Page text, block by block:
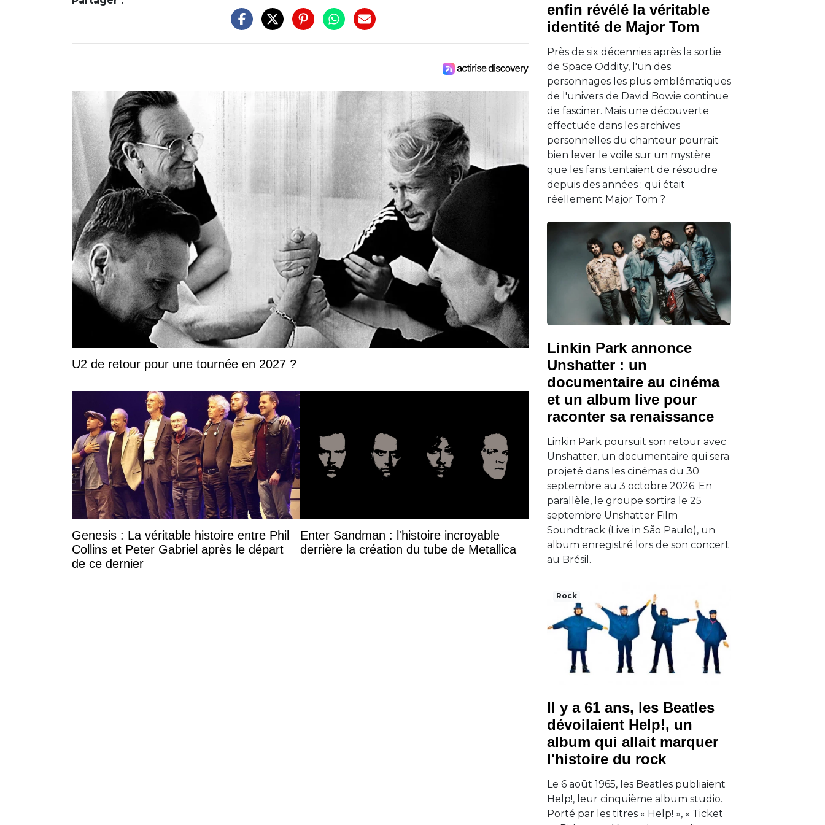
U2 de retour pour une tournée en 2027 ?
Genesis : La véritable histoire entre Phil
Collins et Peter Gabriel après le départ
de ce dernier
Enter Sandman : l'histoire incroyable
derrière la création du tube de Metallica
enfin révélé la véritable
identité de Major Tom
Près de six décennies après la sortie
de Space Oddity, l'un des
personnages les plus emblématiques
de l'univers de David Bowie continue
de fasciner. Mais une découverte
effectuée dans les archives
personnelles du chanteur pourrait
bien lever le voile sur un mystère
que les fans tentaient de résoudre
depuis des années : qui était
réellement Major Tom ?
Linkin Park annonce
Unshatter : un
documentaire au cinéma
et un album live pour
raconter sa renaissance
Linkin Park poursuit son retour avec
Unshatter, un documentaire qui sera
projeté dans les cinémas du 30
septembre au 3 octobre 2026. En
parallèle, le groupe sortira le 25
septembre Unshatter Film
Soundtrack (Live in São Paulo), un
album enregistré lors de son concert
au Brésil.
Rock
Il y a 61 ans, les Beatles
dévoilaient Help!, un
album qui allait marquer
l'histoire du rock
Le 6 août 1965, les Beatles publiaient
Help!, leur cinquième album studio.
Porté par les titres « Help! », « Ticket